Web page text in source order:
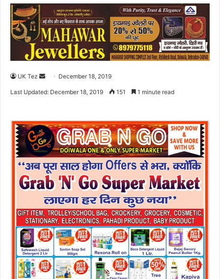
UK Tez
e
a
e
m
a
i
December 18, 2019
Last Updated: December 18, 2019 151 1 minute read